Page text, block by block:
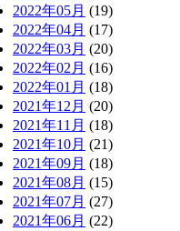
2022年05月 (19)
2022年04月 (17)
2022年03月 (20)
2022年02月 (16)
2022年01月 (18)
2021年12月 (20)
2021年11月 (18)
2021年10月 (21)
2021年09月 (18)
2021年08月 (15)
2021年07月 (27)
2021年06月 (22)